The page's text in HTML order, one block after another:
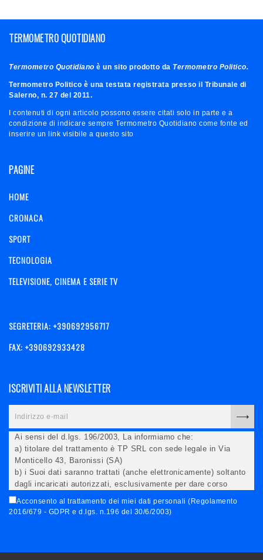
TERMOMETRO QUOTIDIANO
Termometro Quotidiano è un sito prodotto da Termometro Politico.
Termometro Politico è una testata registrata presso il Tribunale di
Salerno, n. 27 del 2011.
I contenuti di ogni articolo possono essere citati solo in parte e a
condizione di indicare sempre Termometro Quotidiano come fonte ed
inserire un link visibile a questo sito
PAGINE
HOME
CRONACA
SPORT
TECNOLOGIA
TELEVISIONE, CINEMA E SERIE TV
SEGRETERIA: +390692956717
FAX: +390692933428
ISCRIVITI ALLA NEWSLETTER
Ai sensi del d.lgs. 196/2003, La informiamo che:
a) titolare del trattamento è TP SRL con sede legale in Via
Monticello 43, Baronissi (SA)
b) i Suoi dati saranno trattati (anche elettronicamente) soltanto
dagli incaricati autorizzati, esclusivamente per dare corso
all'invio della newsletter e per l'invio (anche via email) di
informazioni relative alle iniziative del Titolare;
responsabile per conoscere i Suoi dati, verificare le modalità
Acconsento al trattamento dei miei dati personali (Regolamento
2016/679 - GDPR e d.lgs. n.196 del 30/6/2003)